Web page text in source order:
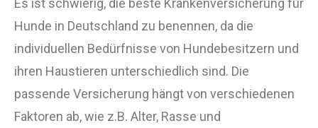
Es ist schwierig, die beste Krankenversicherung für
Hunde in Deutschland zu benennen, da die
individuellen Bedürfnisse von Hundebesitzern und
ihren Haustieren unterschiedlich sind. Die
passende Versicherung hängt von verschiedenen
Faktoren ab, wie z.B. Alter, Rasse und